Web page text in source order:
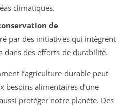
climatiques.
de
par des initiatives qui intègrent
dans des efforts de durabilité.
l’agriculture durable peut
besoins alimentaires d’une
protéger notre planète. Des